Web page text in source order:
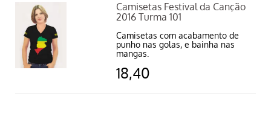
Camisetas Festival da Canção
2016 Turma 101
Camisetas com acabamento de
punho nas golas, e bainha nas
mangas.
18,40